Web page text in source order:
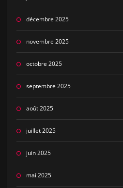
décembre 2025
novembre 2025
octobre 2025
septembre 2025
août 2025
juillet 2025
juin 2025
mai 2025